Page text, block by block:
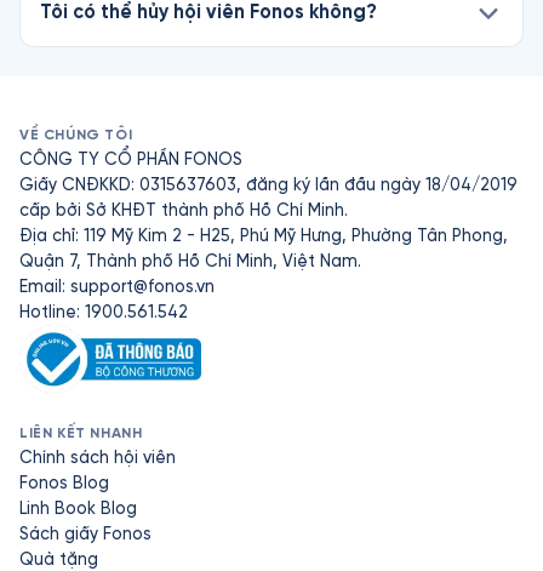
Tôi có thể hủy hội viên Fonos không?
VỀ CHÚNG TÔI
CÔNG TY CỔ PHẦN FONOS
Giấy CNĐKKD: 0315637603, đăng ký lần đầu ngày 18/04/2019
cấp bởi Sở KHĐT thành phố Hồ Chí Minh.
Địa chỉ: 119 Mỹ Kim 2 - H25, Phú Mỹ Hưng, Phường Tân Phong,
Quận 7, Thành phố Hồ Chí Minh, Việt Nam.
Email: support@fonos.vn
Hotline: 1900.561.542
LIÊN KẾT NHANH
Chính sách hội viên
Fonos Blog
Linh Book Blog
Sách giấy Fonos
Quà tặng